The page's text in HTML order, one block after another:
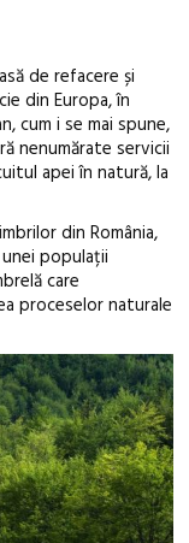
de refacere și
din Europa, în
cum i se mai spune,
nenumărate servicii
apei în natură, la
din România,
populații
care
proceselor naturale